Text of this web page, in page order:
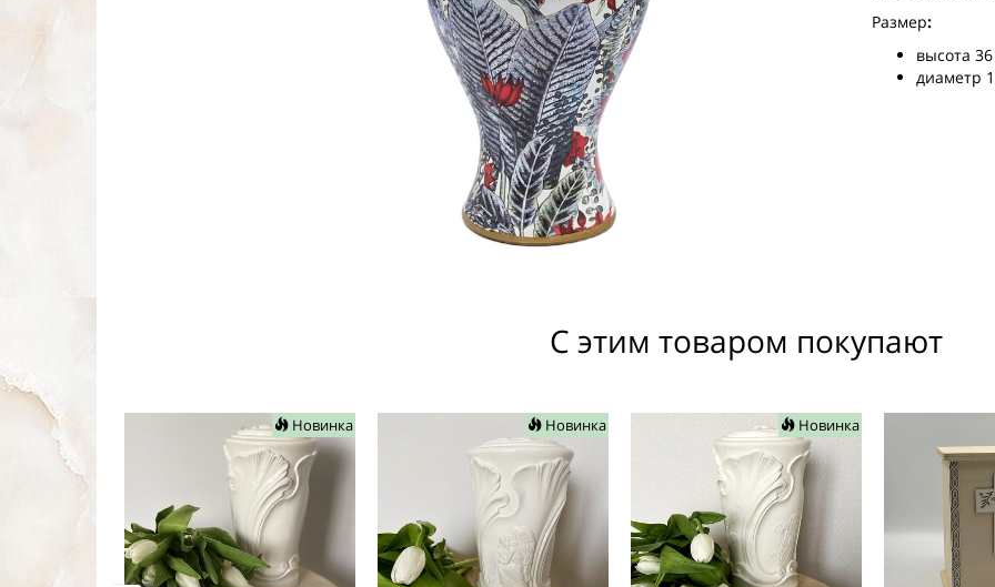
Размер:
высота
диаметр
С этим товаром покупают
Новинка Новинка Новинка